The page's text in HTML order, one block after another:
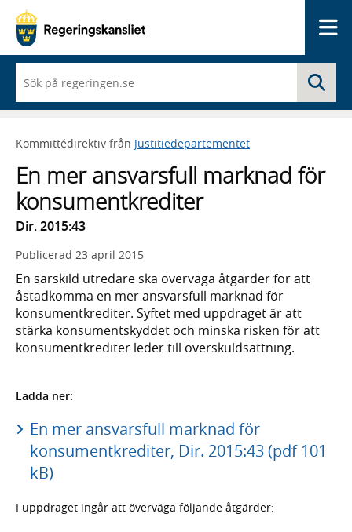
du
börjar
skriva
framträder
lista
med
sökförslag
Kommittédirektiv från Justitiedepartementet
En mer ansvarsfull marknad för
konsumentkrediter
Dir. 2015:43
Publicerad 23 april 2015
En särskild utredare ska överväga åtgärder för att
åstadkomma en mer ansvarsfull marknad för
konsumentkrediter. Syftet med uppdraget är att
stärka konsumentskyddet och minska risken för att
konsumentkrediter leder till överskuldsättning.
Ladda ner:
En mer ansvarsfull marknad för
konsumentkrediter, Dir. 2015:43 (pdf 101
kB)
I uppdraget ingår att överväga följande åtgärder: